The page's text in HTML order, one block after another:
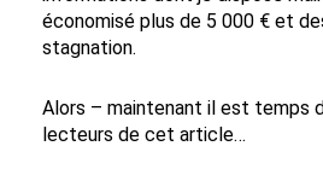
économisé plus de 5 000 € et
stagnation.
Alors – maintenant il est temps
lecteurs de cet article…